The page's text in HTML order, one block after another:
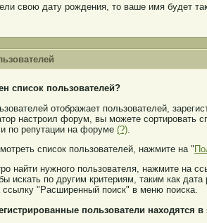
свою дату рождения, то ваше имя будет
список пользователей?
отображает пользователей,
настроил форум, вы можете сортировать
по репутации на форуме (?)
список пользователей, нажмите на "
найти нужного пользователя, нажмите на
искать по другим критериям, таким как
ссылку "Расширенный поиск" в меню поиска.
пользователи находятся в